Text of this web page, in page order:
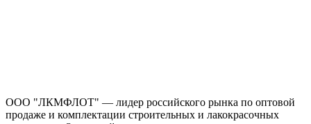
ООО "ЛКМФЛОТ" — лидер российского рынка по оптовой
продаже и комплектации строительных и лакокрасочных